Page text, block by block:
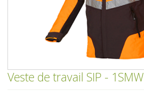
Veste de travail SIP - 1SMW